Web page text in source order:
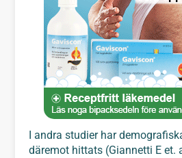
I andra studier har
däremot hittats (Giannetti E et.